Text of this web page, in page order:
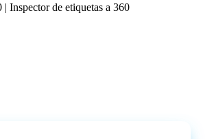
Inspector de etiquetas a 360